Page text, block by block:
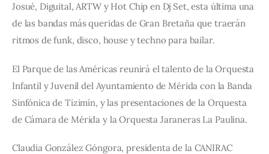
Josué, Diguital, ARTW y Hot Chip en Dj Set, esta última una
de las bandas más queridas de Gran Bretaña que traerán
ritmos de funk, disco, house y techno para bailar.
El Parque de las Américas reunirá el talento de la Orquesta
Infantil y Juvenil del Ayuntamiento de Mérida con la Banda
Sinfónica de Tizimín, y las presentaciones de la Orquesta
de Cámara de Mérida y la Orquesta Jaraneras La Paulina.
Claudia González Góngora, presidenta de la CANIRAC